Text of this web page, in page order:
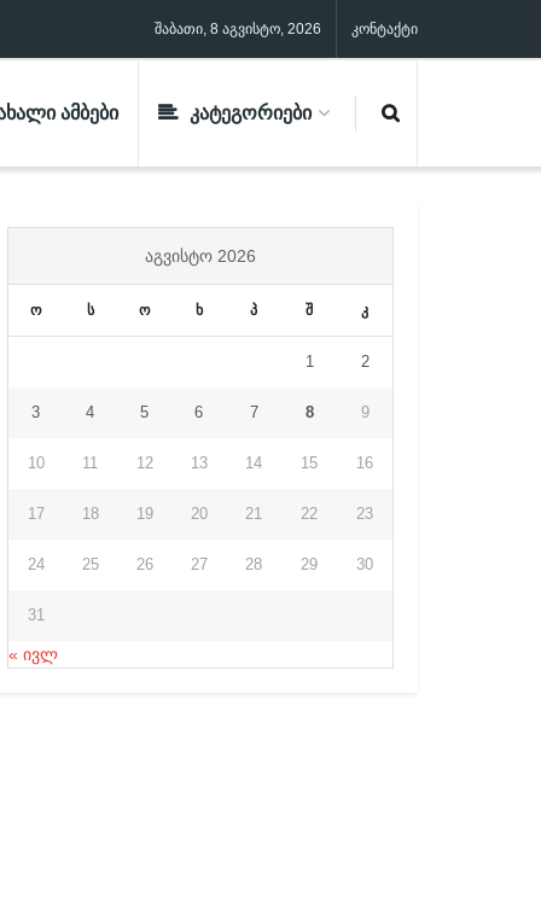
შაბათი, 8 აგვისტო, 2026 კონტაქტი
ᲐᲛᲑᲔᲑᲘ ᲙᲐᲢᲔᲒᲝᲠᲘᲔᲑᲘ
ᲐᲒᲕᲘᲡᲢᲝ 2026
ო ს ო ხ პ შ კ
1 2
3 4 5 6 7 8 9
10 11 12 13 14 15 16
17 18 19 20 21 22 23
24 25 26 27 28 29 30
31
« ივლ